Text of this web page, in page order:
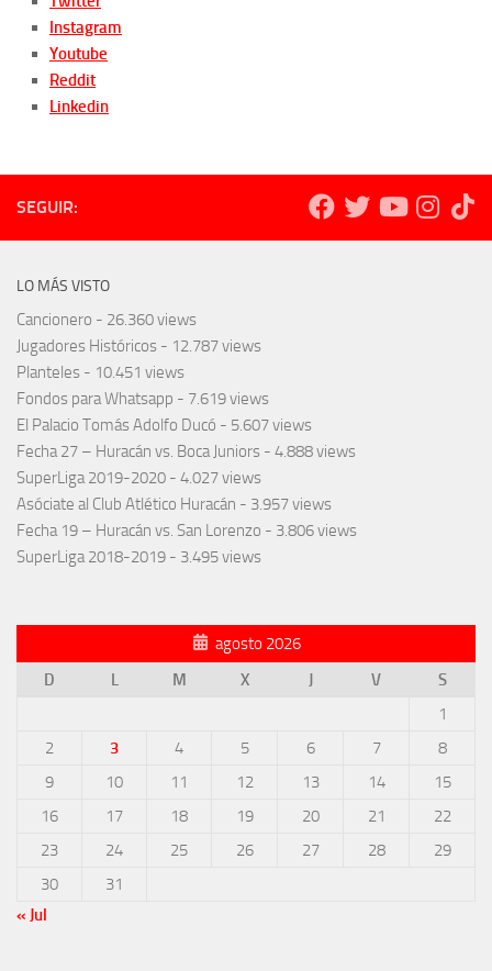
Instagram
Youtube
Reddit
Linkedin
SEGUIR:
LO MÁS VISTO
Cancionero - 26.360 views
Jugadores Históricos - 12.787 views
Planteles - 10.451 views
Fondos para Whatsapp - 7.619 views
El Palacio Tomás Adolfo Ducó - 5.607 views
Fecha 27 – Huracán vs. Boca Juniors - 4.888 views
SuperLiga 2019-2020 - 4.027 views
Asóciate al Club Atlético Huracán - 3.957 views
Fecha 19 – Huracán vs. San Lorenzo - 3.806 views
SuperLiga 2018-2019 - 3.495 views
agosto 2026
D
L M X J V
S
1
2
3 4 5 6 7
8
9
10 11 12 13 14
15
16
17 18 19 20 21
22
23
24 25 26 27 28
29
30
31
« Jul